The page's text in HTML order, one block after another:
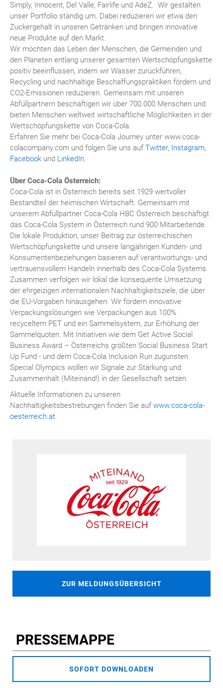
Simply, Innocent, Del Valle, Fairlife und AdeZ. Wir gestalten
unser Portfolio ständig um. Dabei reduzieren wir etwa den
Zuckergehalt in unseren Getränken und bringen innovative
neue Produkte auf den Markt.
Wir möchten das Leben der Menschen, die Gemeinden und
den Planeten entlang unserer gesamten Wertschöpfungskette
positiv beeinflussen, indem wir Wasser zurückführen,
Recycling und nachhaltige Beschaffungspraktiken fördern und
CO2-Emissionen reduzieren. Gemeinsam mit unseren
Abfüllpartnern beschäftigen wir über 700.000 Menschen und
bieten Menschen weltweit wirtschaftliche Möglichkeiten in der
Wertschöpfungskette von Coca-Cola.
Erfahren Sie mehr bei Coca-Cola Journey unter www.coca-
colacompany.com und folgen Sie uns auf Twitter, Instagram,
Facebook und LinkedIn.
Über Coca-Cola Österreich:
Coca-Cola ist in Österreich bereits seit 1929 wertvoller
Bestandteil der heimischen Wirtschaft. Gemeinsam mit
unserem Abfüllpartner Coca-Cola HBC Österreich beschäftigt
das Coca-Cola System in Österreich rund 900 Mitarbeitende.
Die lokale Produktion, unser Beitrag zur österreichischen
Wertschöpfungskette und unsere langjährigen Kunden- und
Konsumentenbeziehungen basieren auf verantwortungs- und
vertrauensvollem Handeln innerhalb des Coca-Cola Systems.
Zusammen verfolgen wir lokal die konsequente Umsetzung
der ehrgeizigen internationalen Nachhaltigkeitsziele, die über
die EU-Vorgaben hinausgehen. Wir fördern innovative
Verpackungslösungen wie Verpackungen aus 100%
recyceltem PET und ein Sammelsystem, zur Erhöhung der
Sammelquoten. Mit Initiativen wie dem Get Active Social
Business Award – Österreichs größten Social Business Start
Up Fund - und dem Coca-Cola Inclusion Run zugunsten
Special Olympics wollen wir Signale zur Stärkung und
Zusammenhalt (Miteinand!) in der Gesellschaft setzen.
Aktuelle Informationen zu unseren
Nachhaltigkeitsbestrebungen finden Sie auf www.coca-cola-
oesterreich.at
ZUR MELDUNGSÜBERSICHT
PRESSEMAPPE
SOFORT DOWNLOADEN